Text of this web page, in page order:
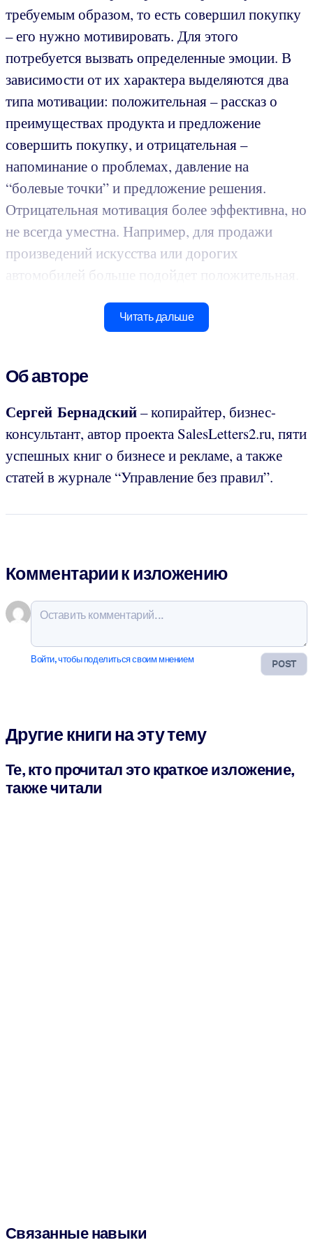
требуемым образом, то есть совершил покупку
– его нужно мотивировать. Для этого
потребуется вызвать определенные эмоции. В
зависимости от их характера выделяются два
типа мотивации: положительная – рассказ о
преимуществах продукта и предложение
совершить покупку, и отрицательная –
напоминание о проблемах, давление на
“болевые точки” и предложение решения.
Отрицательная мотивация более эффективна, но
не всегда уместна. Например, для продажи
произведений искусства или дорогих
автомобилей больше подойдет положительная.
Читать дальше
Об авторе
Сергей Бернадский– копирайтер, бизнес-
консультант, автор проекта SalesLetters2.ru, пяти
успешных книг о бизнесе и рекламе, а также
статей в журнале “Управление без правил”.
Комментарии к изложению
POST
Войти, чтобы поделиться своим мнением
Другие книги на эту тему
Те, кто прочитал это краткое изложение,
также читали
Связанные навыки